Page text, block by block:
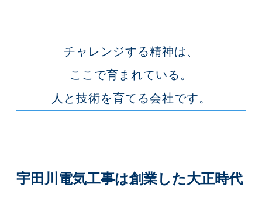
チャレンジする精神は、
ここで育まれている。
人と技術を育てる会社です。
宇田川電気工事は創業した大正時代